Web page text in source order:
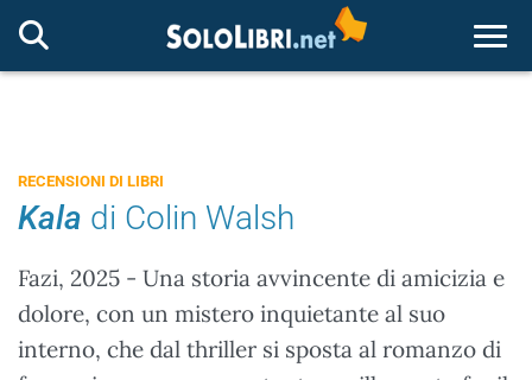
RECENSIONI DI LIBRI
Kala di Colin Walsh
Fazi, 2025 - Una storia avvincente di amicizia e
dolore, con un mistero inquietante al suo
interno, che dal thriller si sposta al romanzo di